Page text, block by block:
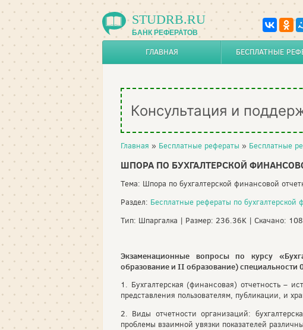
STUDRB.RU
БАНК РЕФЕРАТОВ
ГЛАВНАЯ БЕСПЛАТНЫЕ
Консультация и
Главная » Бесплатные рефераты » Бесплатные
ШПОРА ПО БУХГАЛТЕРСКОЙ
Тема: Шпора по бухгалтерской финансовой
Раздел: Бесплатные рефераты по бухгалтерской
Тип: Шпаргалка | Размер: 236.36K | Скачано:
Экзаменационные вопросы по курсу
образование и II образование)
1. Бухгалтерская (финансовая) отчетность –
представления пользователям, публикации, и
2. Виды отчетности организаций:
проблемы взаимной увязки показателей